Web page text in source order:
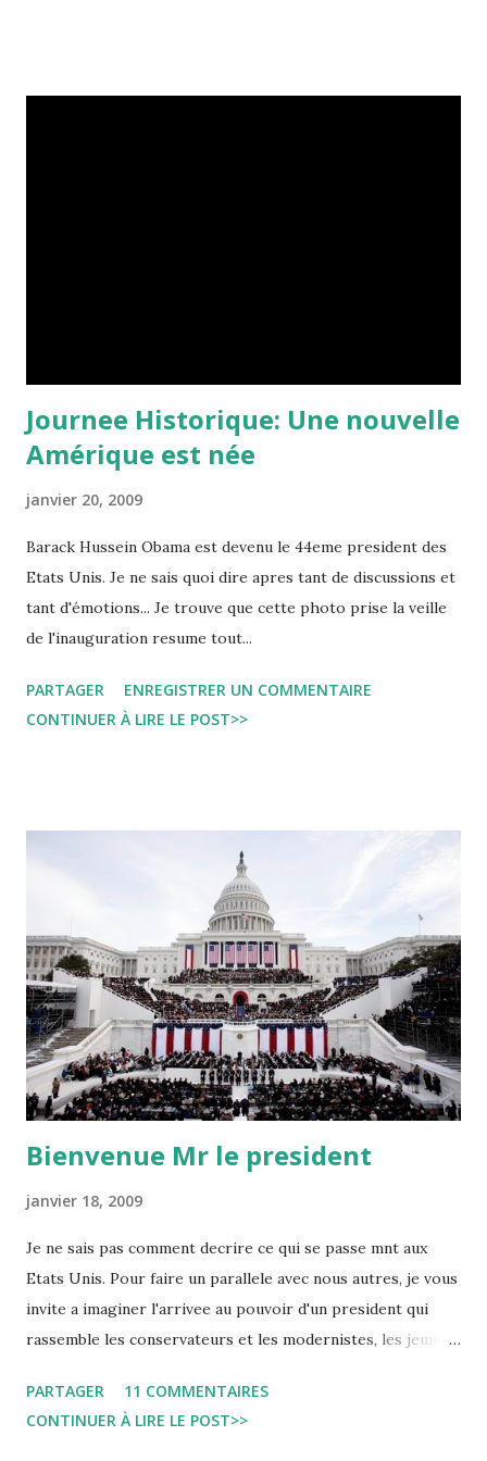
Journee Historique: Une nouvelle
Amérique est née
janvier 20, 2009
Barack Hussein Obama est devenu le 44eme president des
Etats Unis. Je ne sais quoi dire apres tant de discussions et
tant d'émotions... Je trouve que cette photo prise la veille
de l'inauguration resume tout...
PARTAGER
ENREGISTRER UN COMMENTAIRE
CONTINUER À LIRE LE POST>>
Bienvenue Mr le president
janvier 18, 2009
Je ne sais pas comment decrire ce qui se passe mnt aux
Etats Unis. Pour faire un parallele avec nous autres, je vous
invite a imaginer l'arrivee au pouvoir d'un president qui
rassemble les conservateurs et les modernistes, les jeunes
des meeting populaires dans tous les villages et villes de
Tunisie. Un president qui promet la fin de la torture et le
PARTAGER
11 COMMENTAIRES
CONTINUER À LIRE LE POST>>